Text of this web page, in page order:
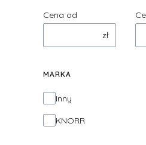
Cena od
zł
MARKA
Marka
Inny
KNORR